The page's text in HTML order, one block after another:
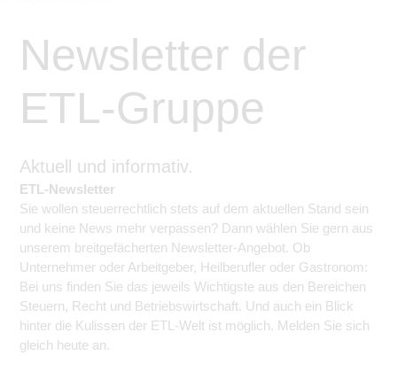
Newsletter der
ETL-Gruppe
Aktuell und informativ.
ETL-Newsletter
Sie wollen steuerrechtlich stets auf dem aktuellen Stand sein
und keine News mehr verpassen? Dann wählen Sie gern aus
unserem breitgefächerten Newsletter-Angebot. Ob
Unternehmer oder Arbeitgeber, Heilberufler oder Gastronom:
Bei uns finden Sie das jeweils Wichtigste aus den Bereichen
Steuern, Recht und Betriebswirtschaft. Und auch ein Blick
hinter die Kulissen der ETL-Welt ist möglich. Melden Sie sich
gleich heute an.